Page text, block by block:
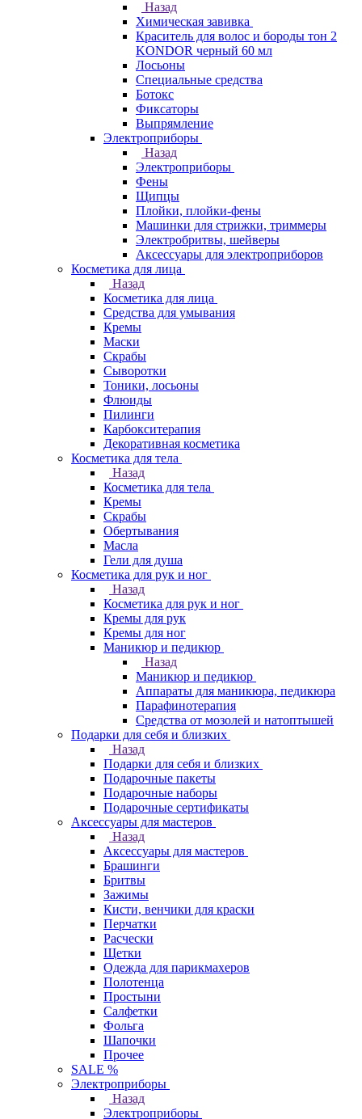
Назад
Химическая завивка
Краситель для волос и бороды тон 2
KONDOR черный 60 мл
Лосьоны
Специальные средства
Ботокс
Фиксаторы
Выпрямление
Электроприборы
Назад
Электроприборы
Фены
Щипцы
Плойки, плойки-фены
Машинки для стрижки, триммеры
Электробритвы, шейверы
Аксессуары для электроприборов
Косметика для лица
Назад
Косметика для лица
Средства для умывания
Кремы
Маски
Скрабы
Сыворотки
Тоники, лосьоны
Флюиды
Пилинги
Карбокситерапия
Декоративная косметика
Косметика для тела
Назад
Косметика для тела
Кремы
Скрабы
Обертывания
Масла
Гели для душа
Косметика для рук и ног
Назад
Косметика для рук и ног
Кремы для рук
Кремы для ног
Маникюр и педикюр
Назад
Маникюр и педикюр
Аппараты для маникюра, педикюра
Парафинотерапия
Средства от мозолей и натоптышей
Подарки для себя и близких
Назад
Подарки для себя и близких
Подарочные пакеты
Подарочные наборы
Подарочные сертификаты
Аксессуары для мастеров
Назад
Аксессуары для мастеров
Брашинги
Бритвы
Зажимы
Кисти, венчики для краски
Перчатки
Расчески
Щетки
Одежда для парикмахеров
Полотенца
Простыни
Салфетки
Фольга
Шапочки
Прочее
SALE %
Электроприборы
Назад
Электроприборы